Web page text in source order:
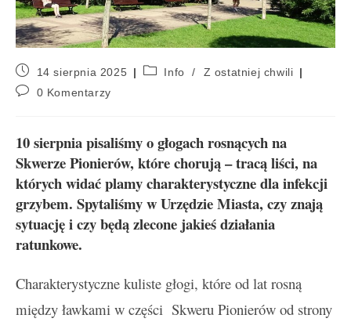
14 sierpnia 2025 Info /
Z ostatniej chwili
0 Komentarzy
10 sierpnia pisaliśmy o głogach rosnących na
Skwerze Pionierów, które chorują – tracą liści, na
których widać plamy charakterystyczne dla infekcji
grzybem. Spytaliśmy w Urzędzie Miasta, czy znają
sytuację i czy będą zlecone jakieś działania
ratunkowe.
Charakterystyczne kuliste głogi, które od lat rosną
między ławkami w części Skweru Pionierów od strony